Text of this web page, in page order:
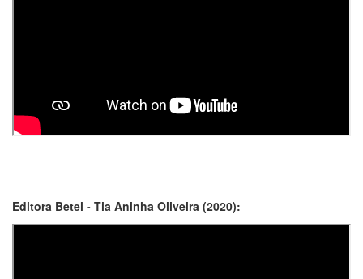
Editora Betel - Tia Aninha Oliveira (2020):